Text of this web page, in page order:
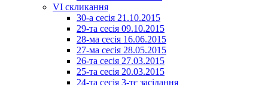
VI скликання
30-а сесія 21.10.2015
29-та сесія 09.10.2015
28-ма сесія 16.06.2015
27-ма сесія 28.05.2015
26-та сесія 27.03.2015
25-та сесія 20.03.2015
24-та сесія 3-тє засідання